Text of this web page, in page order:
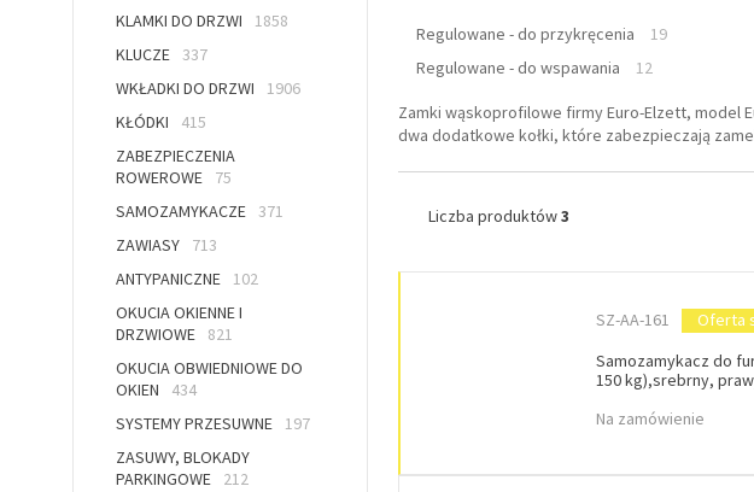
KLAMKI DO DRZWI
1858
KLUCZE
337
WKŁADKI DO DRZWI
1906
KŁÓDKI
415
ZABEZPIECZENIA
ROWEROWE
75
SAMOZAMYKACZE
371
ZAWIASY
713
ANTYPANICZNE
102
OKUCIA OKIENNE I
DRZWIOWE
821
OKUCIA OBWIEDNIOWE DO
OKIEN
434
SYSTEMY PRZESUWNE
197
ZASUWY, BLOKADY
PARKINGOWE
212
Regulowane - do przykręcenia
19
Regulowane - do wspawania
12
Zamki wąskoprofilowe firmy Euro-Elzett, model
dwa dodatkowe kołki, które zabezpieczają
Liczba produktów3
SZ-AA-161
Oferta
Samozamykacz do
150 kg),srebrny,
Na zamówienie